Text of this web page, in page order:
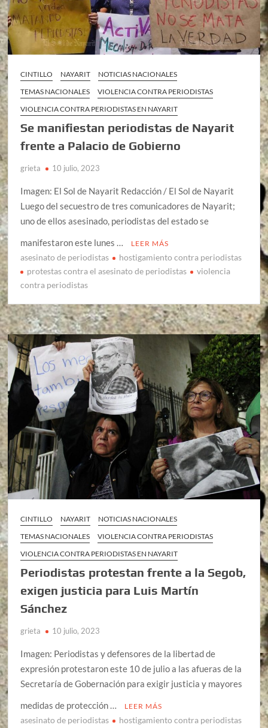
CINTILLO NAYARIT
NOTICIAS NACIONALES
TEMAS NACIONALES
VIOLENCIA CONTRA PERIODISTAS
VIOLENCIA CONTRA PERIODISTAS EN NAYARIT
Se manifiestan periodistas de Nayarit
frente a Palacio de Gobierno
grieta 10 julio, 2023
Imagen: El Sol de Nayarit Redacción / El Sol de Nayarit
Luego del secuestro de tres comunicadores de Nayarit;
uno de ellos asesinado, periodistas del estado se
manifestaron este lunes …
LEER MÁS
asesinato de periodistas
hostigamiento contra periodistas
protestas contra el asesinato de periodistas
violencia
contra periodistas
CINTILLO NAYARIT
NOTICIAS NACIONALES
TEMAS NACIONALES
VIOLENCIA CONTRA PERIODISTAS
VIOLENCIA CONTRA PERIODISTAS EN NAYARIT
Periodistas protestan frente a la Segob,
exigen justicia para Luis Martín
Sánchez
grieta 10 julio, 2023
Imagen: Periodistas y defensores de la libertad de
expresión protestaron este 10 de julio a las afueras de la
Secretaría de Gobernación para exigir justicia y mayores
medidas de protección …
LEER MÁS
asesinato de periodistas
hostigamiento contra periodistas